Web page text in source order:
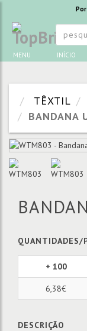
MENU INÍCIO
TÊXTIL
BANDANA
QUANTIDADES/
+ 100
6,38€
DESCRIÇÃO